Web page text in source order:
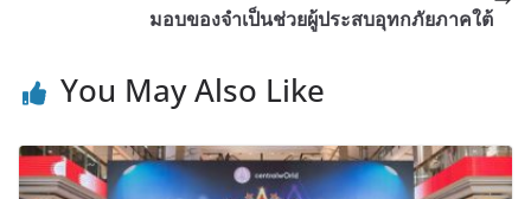
มอบของจำเป็นช่วยผู้ประสบอุทกภัยภาคใต้
You May Also Like